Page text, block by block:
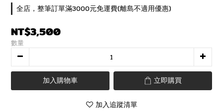
全店，整筆訂單滿3000元免運費(離島不適用優惠)
NT$3,500
數量
加入購物車 立即購買
加入追蹤清單